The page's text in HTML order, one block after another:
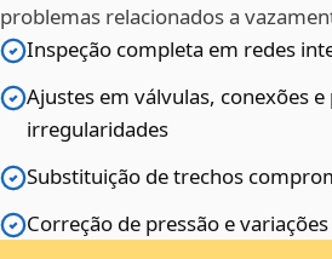
problemas relacionados a
Inspeção completa em redes
Ajustes em válvulas, conexões
irregularidades
Substituição de trechos
Correção de pressão e